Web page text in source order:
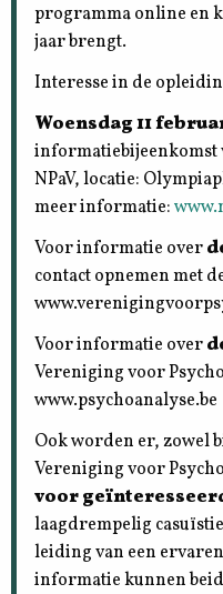
programma online en
jaar brengt.
Interesse in de
Woensdag 11
informatiebijeenkomst
NPaV, locatie:
meer informatie:
Voor informatie over
contact opnemen met
Voor informatie over
Vereniging voor
www.psychoanalyse.be
Ook worden er, zowel
Vereniging voor
voor
laagdrempelig
leiding van een
informatie kunnen